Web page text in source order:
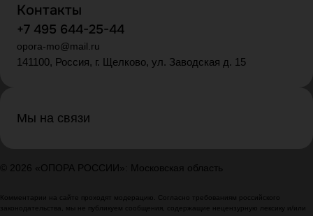
Контакты
+7 495 644-25-44
opora-mo@mail.ru
141100, Россия, г. Щелково, ул. Заводская д. 15
Мы на связи
© 2026 «ОПОРА РОССИИ»: Московская область
Комментарии на сайте проходят модерацию. Согласно требованиям российского
законодательства, мы не публикуем сообщения, содержащие нецензурную лексику и/или